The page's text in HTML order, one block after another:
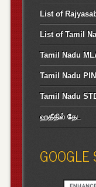
List of
List of Tamil
Tamil Nadu
Tamil Nadu
Tamil Nadu
ஹதீதில் தேட
GOOGLE